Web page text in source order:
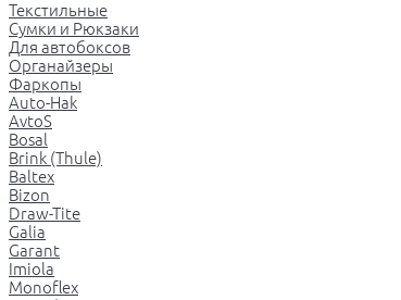
Текстильные
Сумки и Рюкзаки
Для автобоксов
Органайзеры
Фаркопы
Auto-Hak
AvtoS
Bosal
Brink (Thule)
Baltex
Bizon
Draw-Tite
Galia
Garant
Imiola
Monoflex